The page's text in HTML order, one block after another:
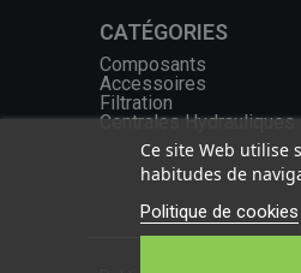
CATÉGORIES
Composants
Accessoires
Filtration
Centrales Hydrauliques
Ce site Web utilise
habitudes de
Politique de cookies